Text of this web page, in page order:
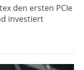
den ersten PCIe
investiert